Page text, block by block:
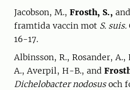
Jacobson, M., Frosth, S.,
framtida vaccin mot S. suis.
16-17.
Albinsson, R., Rosander,
A., Averpil, H-B., and
Dichelobacter nodosusoch